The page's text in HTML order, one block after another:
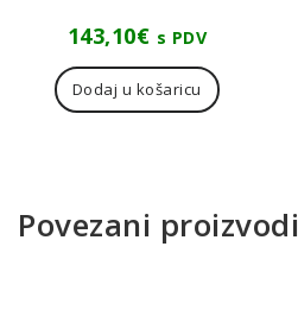
143,10€ s PDV
Dodaj u košaricu
Povezani proizvodi